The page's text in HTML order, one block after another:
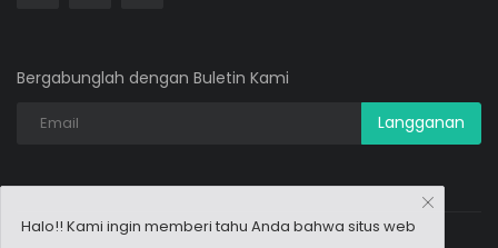
Bergabunglah dengan Buletin Kami
Langganan
Halo!! Kami ingin memberi tahu Anda bahwa situs web